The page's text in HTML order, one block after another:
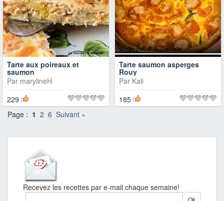
Tarte aux poireaux et
saumon
Par marylineH
229
Tarte saumon asperges
Rouy
Par Kali
185
Page : 1 2 6 Suivant »
Recevez les recettes par e-mail chaque semaine!